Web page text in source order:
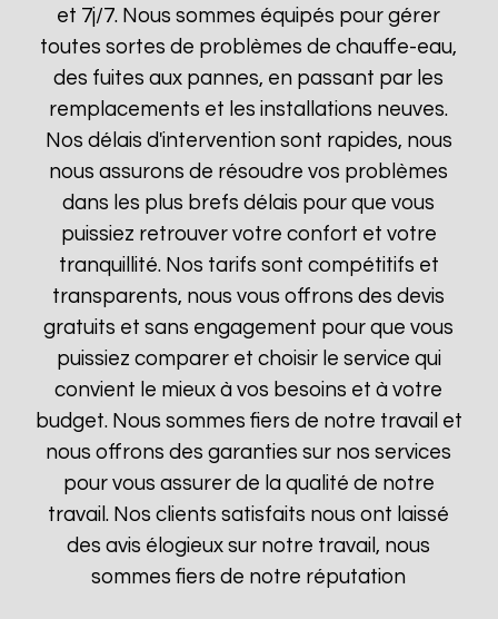
et 7j/7. Nous sommes équipés pour gérer
toutes sortes de problèmes de chauffe-eau,
des fuites aux pannes, en passant par les
remplacements et les installations neuves.
Nos délais d'intervention sont rapides, nous
nous assurons de résoudre vos problèmes
dans les plus brefs délais pour que vous
puissiez retrouver votre confort et votre
tranquillité. Nos tarifs sont compétitifs et
transparents, nous vous offrons des devis
gratuits et sans engagement pour que vous
puissiez comparer et choisir le service qui
convient le mieux à vos besoins et à votre
budget. Nous sommes fiers de notre travail et
nous offrons des garanties sur nos services
pour vous assurer de la qualité de notre
travail. Nos clients satisfaits nous ont laissé
des avis élogieux sur notre travail, nous
sommes fiers de notre réputation